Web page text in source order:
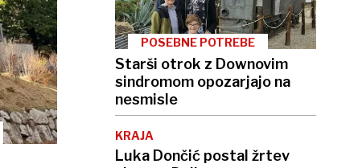
POSEBNE POTREBE
Starši otrok z Downovim
sindromom opozarjajo na
nesmisle
KRAJA
Luka Dončić postal žrtev